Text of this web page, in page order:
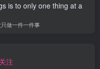
is to only one thing at a
做一件一件事
关注